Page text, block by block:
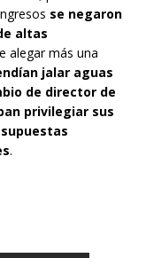
se negaron
altas
alegar más una
jalar aguas
de director de
privilegiar sus
.